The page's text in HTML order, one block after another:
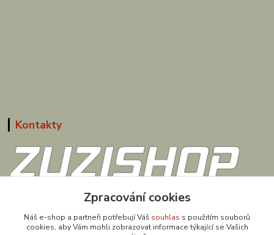
Kontakty
obchod@zuzishop.cz
Zpracování cookies
Náš e-shop a partneři potřebují Váš souhlas s použitím souborů
cookies, aby Vám mohli zobrazovat informace týkající se Vašich